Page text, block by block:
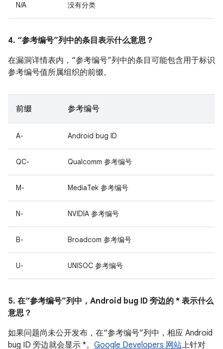
N/A 没有分类
4. “参考编号”列中的条目表示什么意思？
在漏洞详情表内，“参考编号”列中的条目可能包含用于标识
参考编号值所属组织的前缀。
前缀 参考编号
A- Android bug ID
QC- Qualcomm 参考编号
M- MediaTek 参考编号
N- NVIDIA 参考编号
B- Broadcom 参考编号
U- UNISOC 参考编号
5. 在“参考编号”列中，Android bug ID 旁边的 * 表示什么
意思？
如果问题尚未公开发布，在“参考编号”列中，相应 Android
bug ID 旁边就会显示 *。 Google Developers 网站上针对